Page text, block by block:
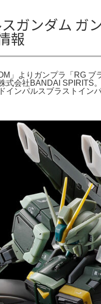
ガンダム ガ
報
」よりガンプラ「RG
式会社BANDAI
インパルスブラストイン